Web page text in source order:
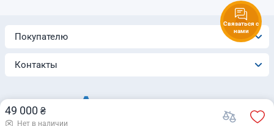
49 000 ₴
Нет в наличии
Покупателю
Контакты
Связаться с
нами